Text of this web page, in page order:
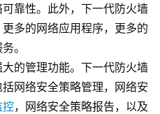
靠性。此外，下一代防火墙
多的网络应用程序，更多的
。
的管理功能。下一代防火墙
网络安全策略管理，网络安
控，网络安全策略报告，以及